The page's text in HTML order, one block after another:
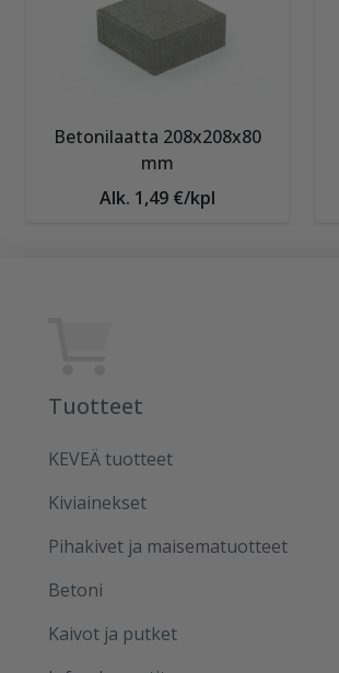
Betonilaatta 208x208x80
mm
Alk. 1,49 €/kpl
Tuotteet
KEVEÄ tuotteet
Kiviainekset
Pihakivet ja maisematuotteet
Betoni
Kaivot ja putket